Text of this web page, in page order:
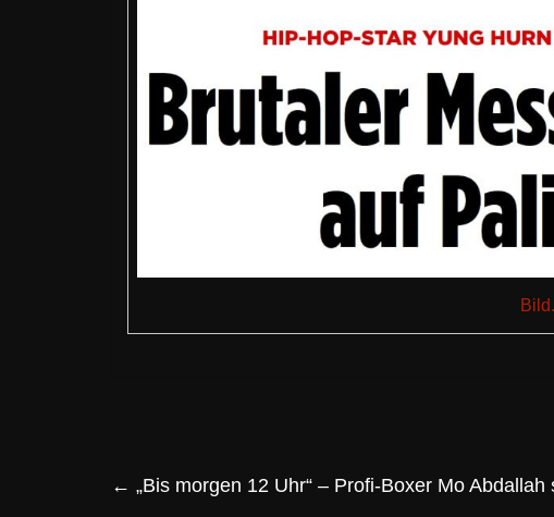
← „Bis morgen 12 Uhr“ – Profi-Boxer Mo